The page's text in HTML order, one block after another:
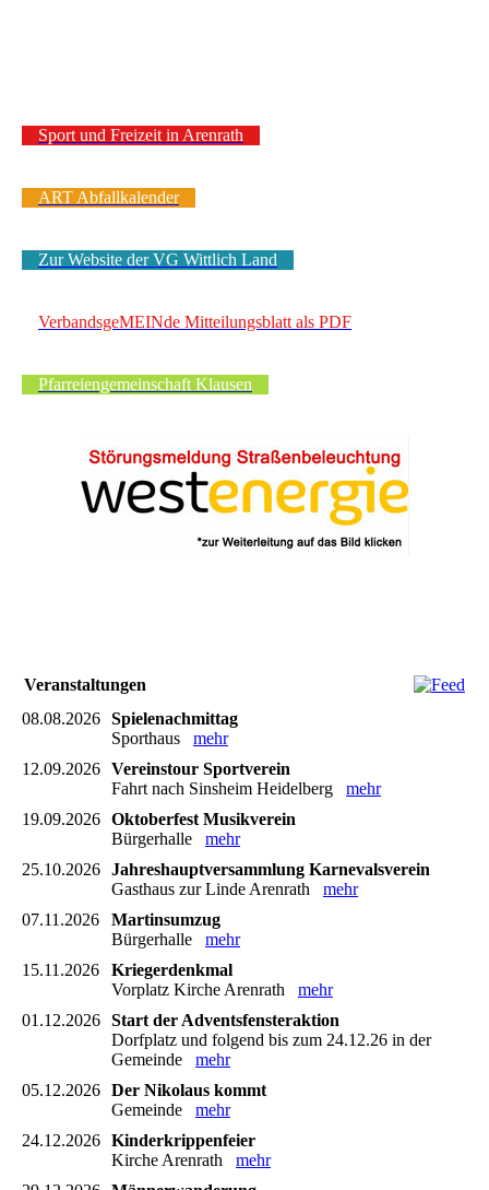
Sport und Freizeit in Arenrath
ART Abfallkalender
Zur Website der VG Wittlich Land
VerbandsgeMEINde Mitteilungsblatt als PDF
Pfarreiengemeinschaft Klausen
Veranstaltungen
08.08.2026 Spielenachmittag
Sporthaus mehr
12.09.2026 Vereinstour Sportverein
Fahrt nach Sinsheim Heidelberg mehr
19.09.2026 Oktoberfest Musikverein
Bürgerhalle mehr
25.10.2026 Jahreshauptversammlung Karnevalsverein
Gasthaus zur Linde Arenrath mehr
07.11.2026
Martinsumzug
Bürgerhalle mehr
15.11.2026
Kriegerdenkmal
Vorplatz Kirche Arenrath mehr
01.12.2026 Start der Adventsfensteraktion
Dorfplatz und folgend bis zum 24.12.26 in der
Gemeinde mehr
05.12.2026 Der Nikolaus kommt
Gemeinde mehr
24.12.2026 Kinderkrippenfeier
Kirche Arenrath mehr